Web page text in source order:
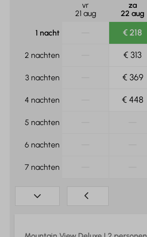
vr
21 aug
za
22 aug
1 nacht € 218
2 nachten € 313
3 nachten € 369
4 nachten € 448
5 nachten
6 nachten
7 nachten